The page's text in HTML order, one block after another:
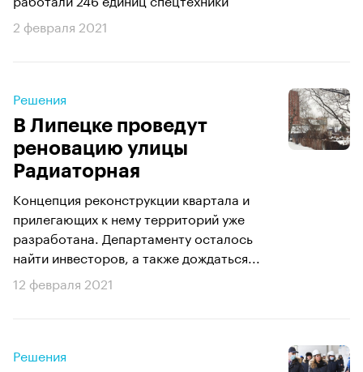
2 февраля 2021
Решения
В Липецке проведут
реновацию улицы
Радиаторная
Концепция реконструкции квартала и
прилегающих к нему территорий уже
разработана. Департаменту осталось
найти инвесторов, а также дождаться...
12 февраля 2021
Решения